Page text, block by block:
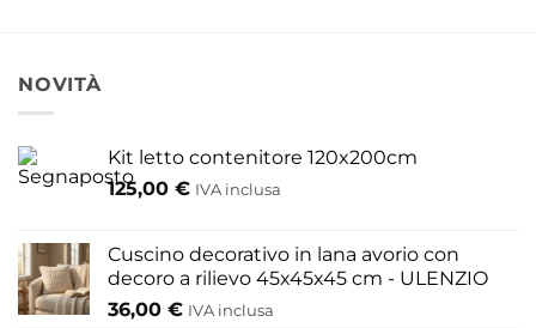
NOVITÀ
Kit letto contenitore 120x200cm
125,00 € IVA inclusa
Cuscino decorativo in lana avorio con
decoro a rilievo 45x45x45 cm - ULENZIO
36,00 € IVA inclusa